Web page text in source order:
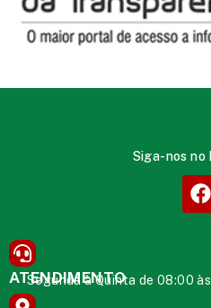
Siga-nos no
ATENDIMENTO
Segunda à Quinta de 08:00